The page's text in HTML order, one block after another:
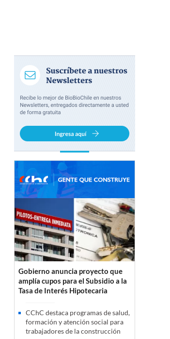
Gobierno anuncia proyecto que
amplía cupos para el Subsidio a la
Tasa de Interés Hipotecaria
CChC destaca programas de salud,
formación y atención social para
trabajadores de la construcción